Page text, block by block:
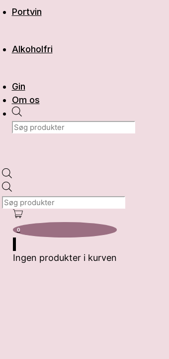
Portvin
Alkoholfri
Gin
Om os
Products
search
Products
search
0
Ingen produkter i kurven